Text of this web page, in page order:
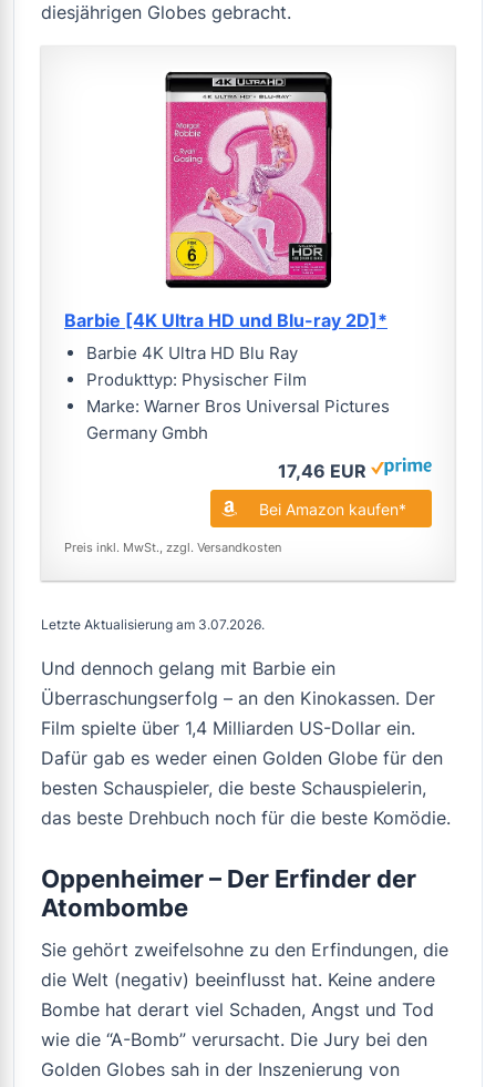
diesjährigen Globes gebracht.
Barbie [4K Ultra HD und Blu-ray 2D]*
Barbie 4K Ultra HD Blu Ray
Produkttyp: Physischer Film
Marke: Warner Bros Universal Pictures
Germany Gmbh
17,46 EUR
Bei Amazon kaufen*
Preis inkl. MwSt., zzgl. Versandkosten
Letzte Aktualisierung am 3.07.2026.
Und dennoch gelang mit Barbie ein
Überraschungserfolg – an den Kinokassen. Der
Film spielte über 1,4 Milliarden US-Dollar ein.
Dafür gab es weder einen Golden Globe für den
besten Schauspieler, die beste Schauspielerin,
das beste Drehbuch noch für die beste Komödie.
Oppenheimer – Der Erfinder der
Atombombe
Sie gehört zweifelsohne zu den Erfindungen, die
die Welt (negativ) beeinflusst hat. Keine andere
Bombe hat derart viel Schaden, Angst und Tod
wie die “A-Bomb” verursacht. Die Jury bei den
Golden Globes sah in der Inszenierung von